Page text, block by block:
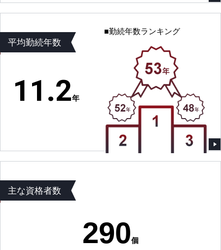
平均勤続年数
11.2年
■勤続年数ランキング
主な資格者数
290個